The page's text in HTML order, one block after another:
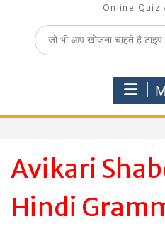
Online Quiz
Search
for:
Avikari
Hindi